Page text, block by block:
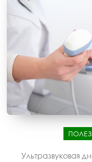
Ультразвуковая